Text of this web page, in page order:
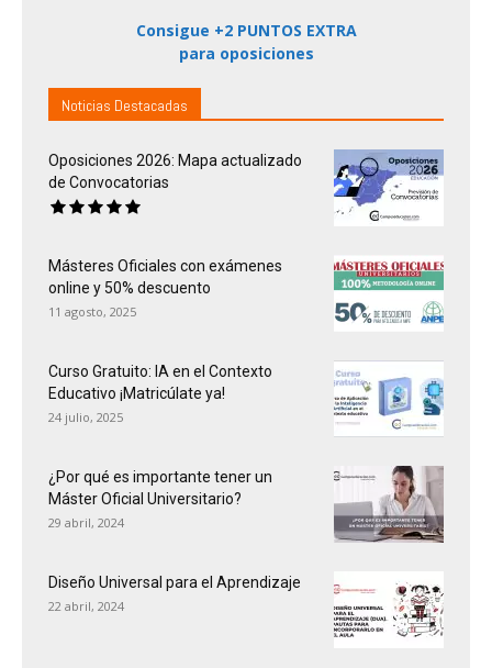
Consigue +2 PUNTOS EXTRA
para oposiciones
Noticias Destacadas
Oposiciones 2026: Mapa actualizado
de Convocatorias
Másteres Oficiales con exámenes
online y 50% descuento
11 agosto, 2025
Curso Gratuito: IA en el Contexto
Educativo ¡Matricúlate ya!
24 julio, 2025
¿Por qué es importante tener un
Máster Oficial Universitario?
29 abril, 2024
Diseño Universal para el Aprendizaje
22 abril, 2024